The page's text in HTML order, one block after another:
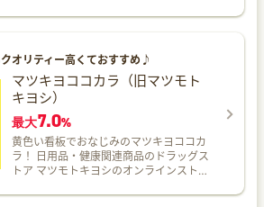
したら早めに購入を！ ポイント付与対象
やり直し！ ポイント付与数の上限が
1,000Pに 1.ニフティポイントクラブを経
由してから買い物かごに！ ニフティポイ
ントクラブを経由する前に買い物かごに
入れていた商品は対象外となります。 必
ず以下の手順で購入してください。
【○：対象となる手順】 ニフティポイン
トクラブを経由 楽天市場で商品を買い物
かごに入れる 楽天市場で購入 【×：対象
外となる手順】 楽天市場で商品を買い物
オリティー高くておすすめ♪
マツキヨココカラ（旧マツモト
キヨシ）
最大7.0%
黄色い看板でおなじみのマツキヨココカ
ラ！ 日用品・健康関連商品のドラッグス
トア マツモトキヨシのオンラインストア
日用品、食品、医療・介護用品などをい